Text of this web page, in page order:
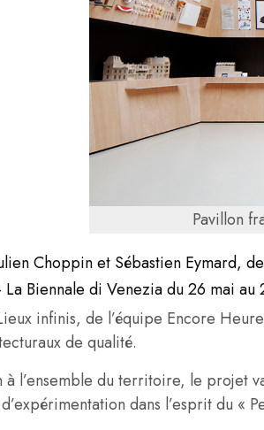
Pavillon
Choppin et Sébastien Eymard,
Biennale di Venezia du 26 mai au
infinis, de l’équipe Encore
de qualité.
à l’ensemble du territoire, le projet
dans l’esprit du «